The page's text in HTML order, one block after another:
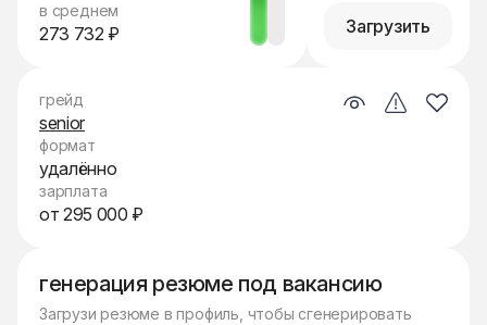
в среднем
273 732 ₽ Загрузить
генерация резюме под вакансию
Загрузи резюме в профиль, чтобы сгенерировать
грейд
senior
формат
удалённо
зарплата
от 295 000 ₽